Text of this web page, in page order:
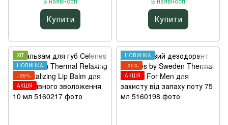
та комбінованої шкіри 250 мл
Купити
250 мл
Купити
ХІТ
НОВИНКА
−35%
АКЦІЯ
НОВИНКА
−35%
АКЦІЯ